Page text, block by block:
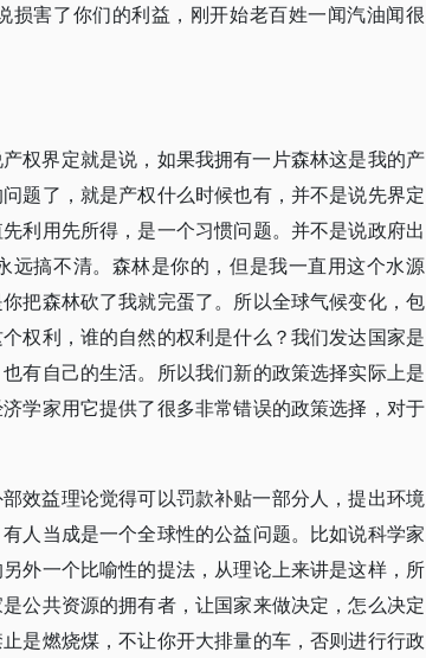
害了你们的利益，刚开始老百姓一闻汽油闻很
权界定就是说，如果我拥有一片森林这是我的产
题了，就是产权什么时候也有，并不是说先界定
利用先所得，是一个习惯问题。并不是说政府出
搞不清。森林是你的，但是我一直用这个水源
把森林砍了我就完蛋了。所以全球气候变化，包
权利，谁的自然的权利是什么？我们发达国家是
有自己的生活。所以我们新的政策选择实际上是
学家用它提供了很多非常错误的政策选择，对于
效益理论觉得可以罚款补贴一部分人，提出环境
人当成是一个全球性的公益问题。比如说科学家
外一个比喻性的提法，从理论上来讲是这样，所
公共资源的拥有者，让国家来做决定，怎么决定
是燃烧煤，不让你开大排量的车，否则进行行政